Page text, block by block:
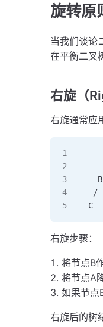
旋转原
当我们谈论
在平衡二叉
右旋（
右旋通常应
/
C
右旋步骤：
将节点B
将节点A
如果节点
右旋后的树